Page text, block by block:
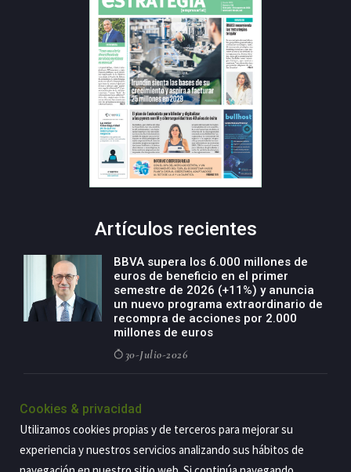
Artículos recientes
BBVA supera los 6.000 millones de
euros de beneficio en el primer
semestre de 2026 (+11%) y anuncia
un nuevo programa extraordinario de
recompra de acciones por 2.000
millones de euros
30-Julio-2026
negocio agro con un modelo global
países
29-Julio-2026
Cookies & privacidad
Utilizamos cookies propias y de terceros para mejorar su
experiencia y nuestros servicios analizando sus hábitos de